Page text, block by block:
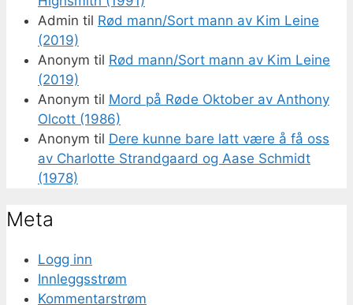
Admin til Rød mann/Sort mann av Kim Leine
(2019)
Anonym til Rød mann/Sort mann av Kim Leine
(2019)
Anonym til Mord på Røde Oktober av Anthony
Olcott (1986)
Anonym til Dere kunne bare latt være å få oss
av Charlotte Strandgaard og Aase Schmidt
(1978)
Meta
Logg inn
Innleggsstrøm
Kommentarstrøm